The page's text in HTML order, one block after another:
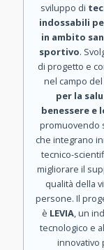
sviluppo di
indossabili
in ambito
sportivo.
di progetto e
nel campo del
per la
benessere e
promuovendo
che integrano
tecnico-
migliorare il
qualità della
persone. Il
è LEVIA, un
tecnologico e
innovativo